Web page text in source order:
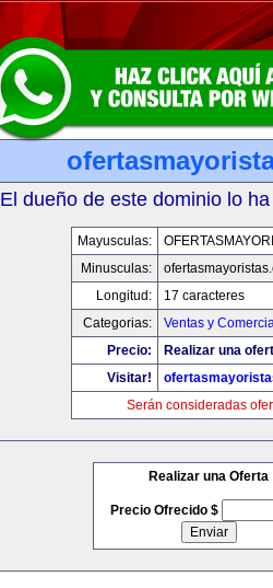
El dueño de este dominio lo
Mayusculas:
Minusculas:
Longitud:
17 caracteres
Categorias:
Ventas y
Precio:
Realizar una
Visitar!
Serán consideradas
Realizar una Oferta
Precio Ofrecido $